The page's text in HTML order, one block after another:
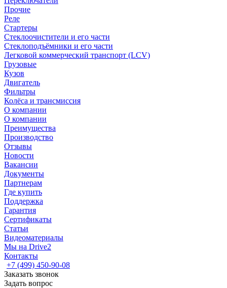
Прочие
Реле
Стартеры
Стеклоочистители и его части
Стеклоподъёмники и его части
Легковой коммерческий транспорт (LCV)
Грузовые
Кузов
Двигатель
Фильтры
Колёса и трансмиссия
О компании
О компании
Преимущества
Производство
Отзывы
Новости
Вакансии
Документы
Партнерам
Где купить
Поддержка
Гарантия
Сертификаты
Статьи
Видеоматериалы
Мы на Drive2
Контакты
+7 (499) 450-90-08
Заказать звонок
Задать вопрос